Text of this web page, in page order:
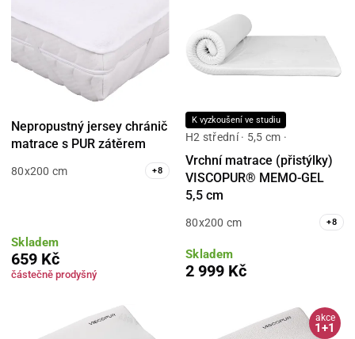
Nepropustný jersey chránič
matrace s PUR zátěrem
80x200 cm +8
Skladem
659 Kč
částečně prodyšný
K vyzkoušení ve studiu
H2 střední · 5,5 cm ·
Vrchní matrace (přistýlky)
VISCOPUR® MEMO-GEL
5,5 cm
80x200 cm +8
Skladem
2 999 Kč
akce
1+1